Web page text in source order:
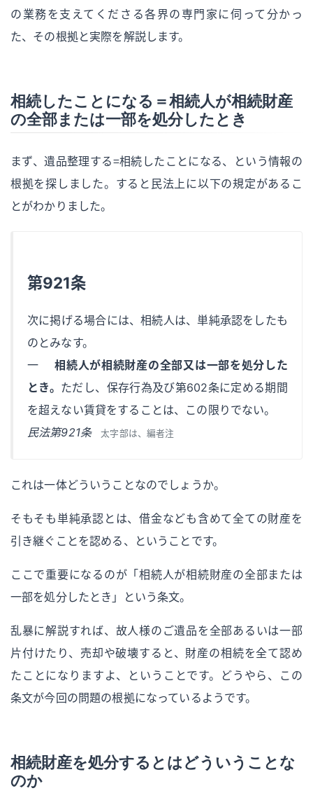
の業務を支えてくださる各界の専門家に伺って分かっ
た、その根拠と実際を解説します。
相続したことになる＝相続人が相続財産
の全部または一部を処分したとき
まず、遺品整理する＝相続したことになる、という情報の
根拠を探しました。すると民法上に以下の規定があるこ
とがわかりました。
第921条
次に掲げる場合には、相続人は、単純承認をしたも
のとみなす。
一相続人が相続財産の全部又は一部を処分した
とき。 ただし、保存行為及び第602条に定める期間
を超えない賃貸をすることは、この限りでない。
民法第921条太字部は、編者注
これは一体どういうことなのでしょうか。
そもそも単純承認とは、借金なども含めて全ての財産を
引き継ぐことを認める、ということです。
ここで重要になるのが「相続人が相続財産の全部または
一部を処分したとき」という条文。
乱暴に解説すれば、故人様のご遺品を全部あるいは一部
片付けたり、売却や破壊すると、財産の相続を全て認め
たことになりますよ、ということです。どうやら、この
条文が今回の問題の根拠になっているようです。
相続財産を処分するとはどういうことな
のか